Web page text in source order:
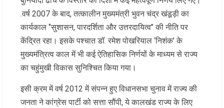
.वर्ष 2007 के बाद, तत्कालीन मुख्यमंत्री भुवन चंद्र खंडूड़ी का
कार्यकाल ‘’सुशासन, पारदर्शिता और उत्तरदायित्व’’ की नीति पर
केंद्रित रहा। इसके पश्चात डॉ. रमेश पोखरियाल ‘निशंक’ के
मुख्यमंत्रित्व काल में भी कई ऐतिहासिक निर्णयों के माध्यम से राज्य
का चहुंमुखी विकास सुनिश्चित किया गया।
इसी क्रम में वर्ष 2012 में संपन्न हुए विधानसभा चुनाव में राज्य की
जनता ने कांग्रेस पार्टी को सत्ता सौंपी, ये कालखंड राज्य के लिए